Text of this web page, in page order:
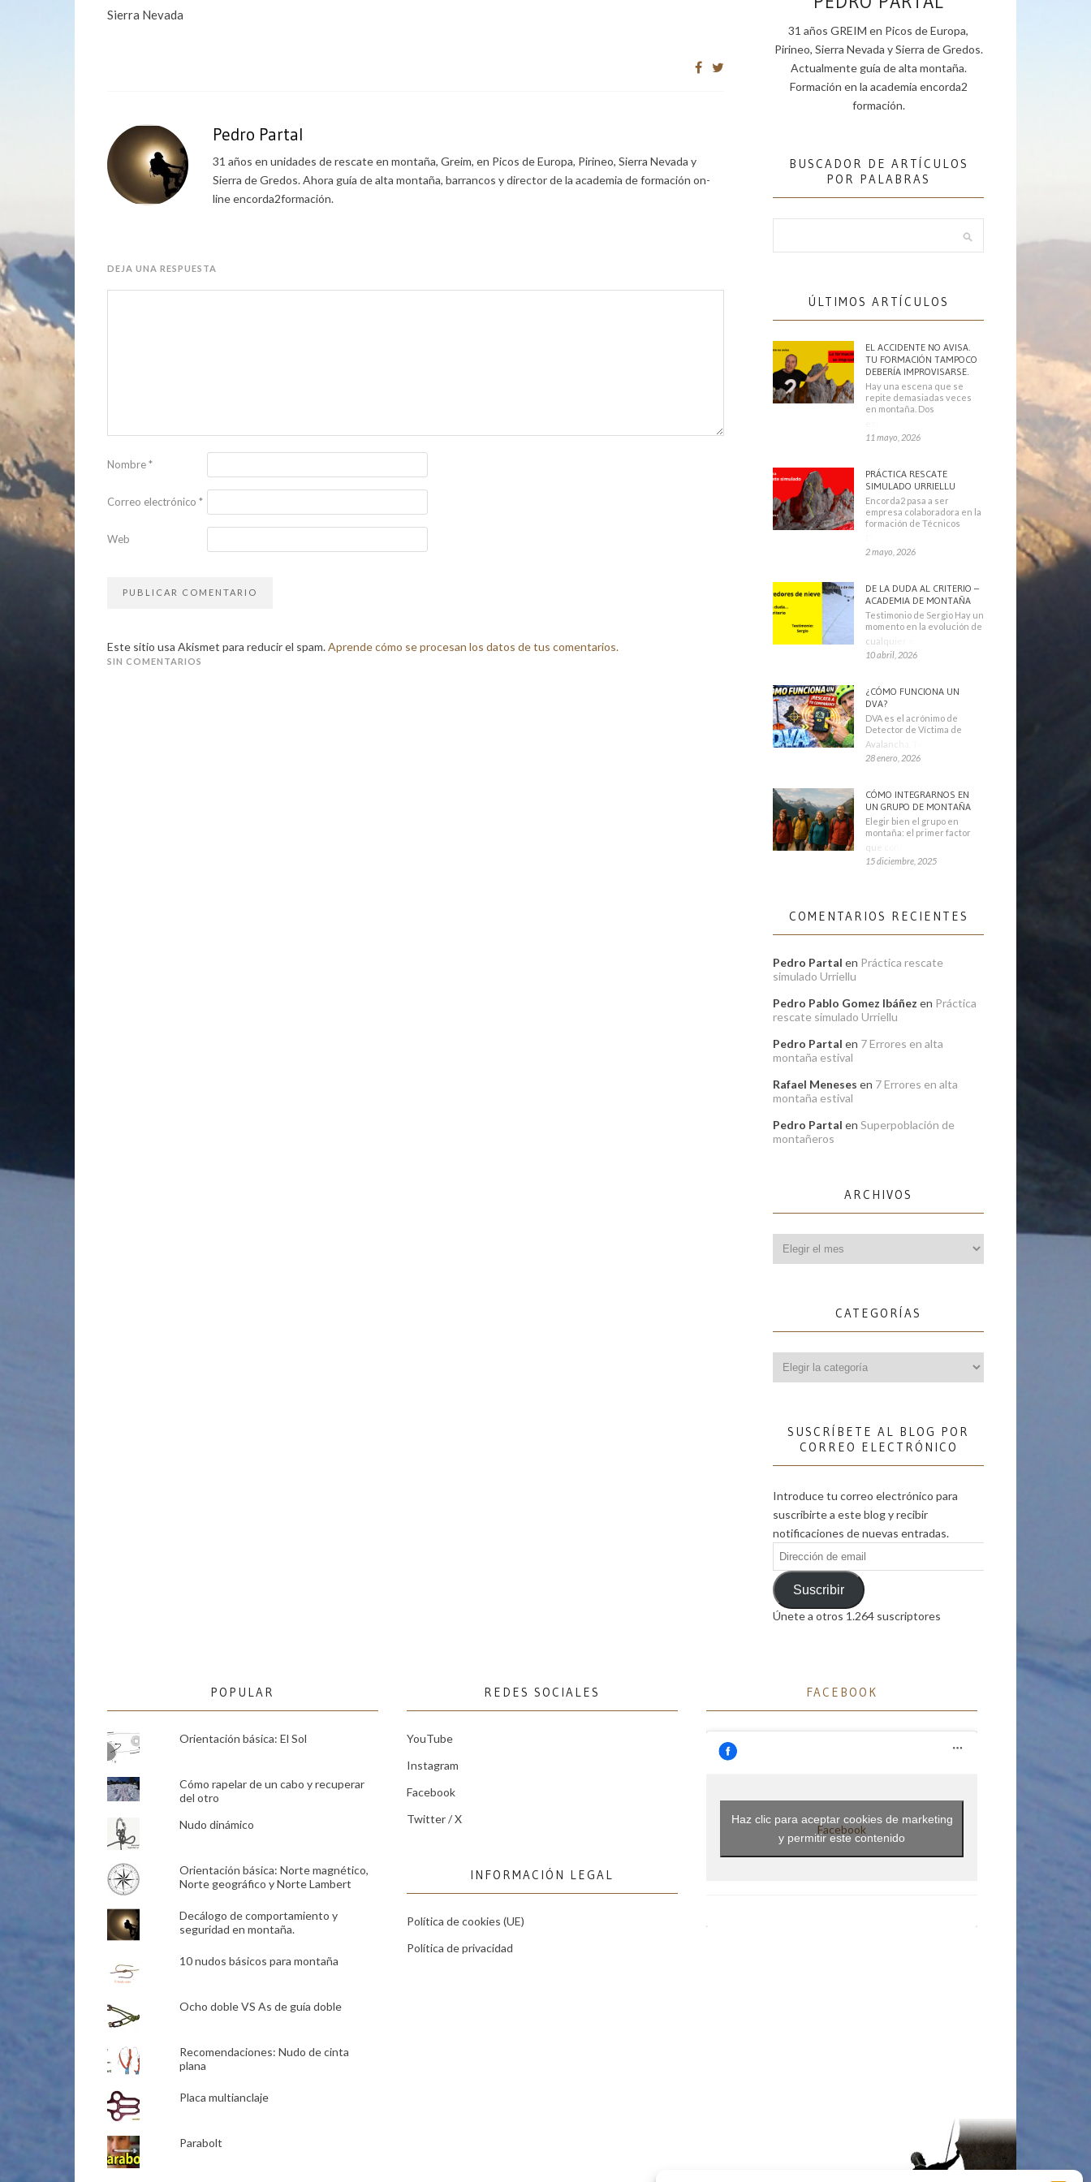
Sierra Nevada
Pedro Partal
31 años en unidades de rescate en montaña, Greim, en Picos de Europa, Pirineo, Sierra Nevada y
Sierra de Gredos. Ahora guía de alta montaña, barrancos y director de la academia de formación on-
line encorda2formación.
DEJA UNA RESPUESTA
Nombre*
Correo electrónico *
Web
Este sitio usa Akismet para reducir el spam.Aprende cómo se procesan los datos de tus comentarios.
SIN COMENTARIOS
31 años GREIM en Picos de Europa,
Pirineo, Sierra Nevada y Sierra de Gredos.
Actualmente guía de alta montaña.
Formación en la academia encorda2
formación.
BUSCADOR DE ARTÍCULOS
POR PALABRAS
ÚLTIMOS ARTÍCULOS
EL ACCIDENTE NO AVISA.
TU FORMACIÓN TAMPOCO
DEBERÍA IMPROVISARSE.
Hay una escena que se
repite demasiadas veces
en montaña. Dos
11 mayo, 2026
PRÁCTICA RESCATE
SIMULADO URRIELLU
Encorda2 pasa a ser
empresa colaboradora en la
formación de Técnicos
2 mayo, 2026
DE LA DUDA AL CRITERIO –
ACADEMIA DE MONTAÑA
Testimonio de Sergio Hay un
momento en la evolución de
cualquier montañero
10 abril, 2026
¿CÓMO FUNCIONA UN
DVA?
DVA es el acrónimo de
Detector de Víctima de
Avalancha. También se
28 enero, 2026
CÓMO INTEGRARNOS EN
UN GRUPO DE MONTAÑA
Elegir bien el grupo en
montaña: el primer factor
que condiciona tu
15 diciembre, 2025
COMENTARIOS RECIENTES
Pedro Partal en Práctica rescate
simulado Urriellu
Pedro Pablo Gomez Ibáñez en Práctica
rescate simulado Urriellu
Pedro Partal en 7 Errores en alta
montaña estival
Rafael Meneses en 7 Errores en alta
montaña estival
Pedro Partal en Superpoblación de
montañeros
ARCHIVOS
CATEGORÍAS
SUSCRÍBETE AL BLOG POR
CORREO ELECTRÓNICO
Introduce tu correo electrónico para
suscribirte a este blog y recibir
notificaciones de nuevas entradas.
Dirección
de
emailSuscribir
Únete a otros 1.264 suscriptores
POPULAR
Orientación básica: El Sol
Cómo rapelar de un cabo y recuperar
del otro
Nudo dinámico
Orientación básica: Norte magnético,
Norte geográfico y Norte Lambert
Decálogo de comportamiento y
seguridad en montaña.
10 nudos básicos para montaña
Ocho doble VS As de guía doble
Recomendaciones: Nudo de cinta
plana
Placa multianclaje
Parabolt
REDES SOCIALES
YouTube
Instagram
Facebook
Twitter / X
INFORMACIÓN LEGAL
Política de cookies (UE)
Política de privacidad
FACEBOOK
Facebook
Haz clic para aceptar cookies de marketing
y permitir este contenido